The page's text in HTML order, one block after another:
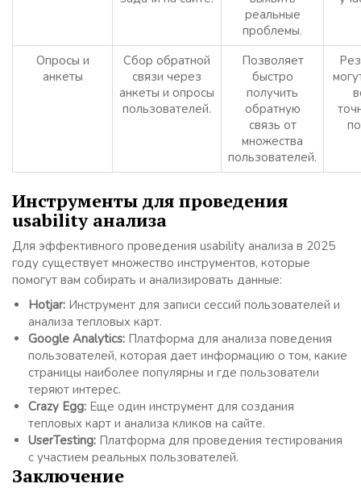
реальные
проблемы.
Опросы и
анкеты
Сбор обратной
связи через
анкеты и опросы
пользователей.
Позволяет
быстро
получить
обратную
связь от
множества
пользователей.
Инструменты для проведения
usability анализа
Для эффективного проведения usability анализа в 2025
году существует множество инструментов, которые
помогут вам собирать и анализировать данные:
Hotjar: Инструмент для записи сессий пользователей и
анализа тепловых карт.
Google Analytics: Платформа для анализа поведения
пользователей, которая дает информацию о том, какие
страницы наиболее популярны и где пользователи
теряют интерес.
Crazy Egg: Еще один инструмент для создания
тепловых карт и анализа кликов на сайте.
UserTesting: Платформа для проведения тестирования
с участием реальных пользователей.
Заключение